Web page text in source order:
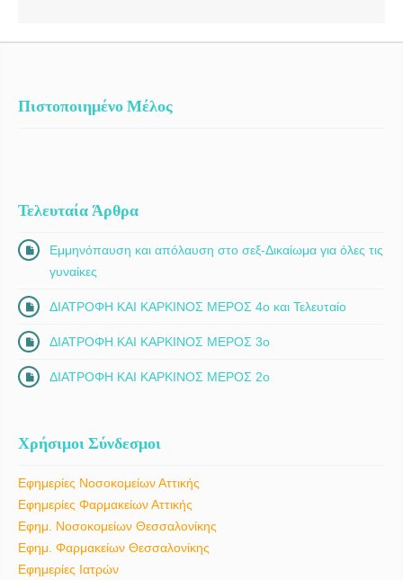
Πιστοποιημένο Μέλος
Τελευταία Άρθρα
Εμμηνόπαυση και απόλαυση στο σεξ-Δικαίωμα για όλες τις
γυναίκες
ΔΙΑΤΡΟΦΗ ΚΑΙ ΚΑΡΚΙΝΟΣ ΜΕΡΟΣ 4ο και Τελευταίο
ΔΙΑΤΡΟΦΗ ΚΑΙ ΚΑΡΚΙΝΟΣ ΜΕΡΟΣ 3ο
ΔΙΑΤΡΟΦΗ ΚΑΙ ΚΑΡΚΙΝΟΣ ΜΕΡΟΣ 2ο
Χρήσιμοι Σύνδεσμοι
Εφημερίες Νοσοκομείων Αττικής
Εφημερίες Φαρμακείων Αττικής
Εφημ. Νοσοκομείων Θεσσαλονίκης
Εφημ. Φαρμακείων Θεσσαλονίκης
Εφημερίες Ιατρών